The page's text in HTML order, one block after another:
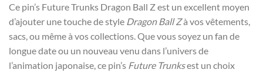
Ce pin’s Future Trunks Dragon Ball Z est un excellent moyen
d’ajouter une touche de style Dragon Ball Zà vos vêtements,
sacs, ou même à vos collections. Que vous soyez un fan de
longue date ou un nouveau venu dans l’univers de
l’animation japonaise, ce pin’s Future Trunksest un choix